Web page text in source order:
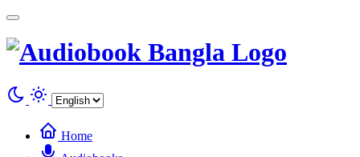
Home